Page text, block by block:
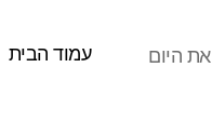
היום עמוד הבית